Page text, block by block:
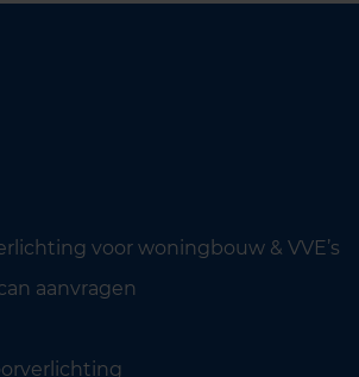
voor woningbouw & VVE’s
aanvragen